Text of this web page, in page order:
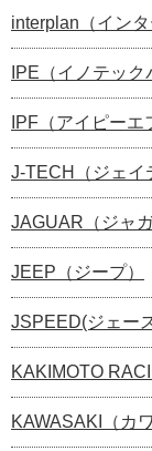
interplan（インタ
IPE（イノテッ
IPF（アイピーエ
J-TECH（ジェイ
JAGUAR（ジャガ
JEEP（ジープ）
JSPEED(ジェー
KAKIMOTO
KAWASAKI（カ